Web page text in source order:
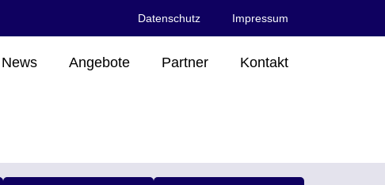
Datenschutz
Impressum
News Angebote Partner Kontakt